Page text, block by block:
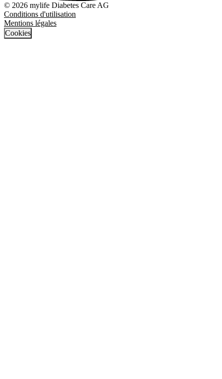
© 2026 mylife Diabetes Care AG
Conditions d'utilisation
Mentions légales
Cookies